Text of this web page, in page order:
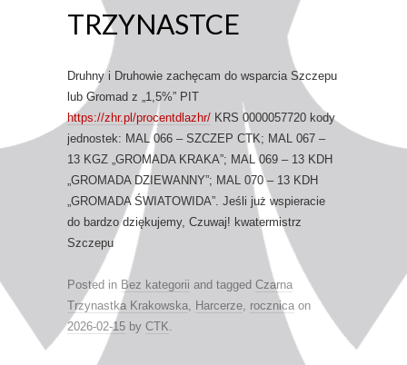
TRZYNASTCE
Druhny i Druhowie zachęcam do wsparcia Szczepu
lub Gromad z „1,5%” PIT
https://zhr.pl/procentdlazhr/ KRS 0000057720 kody
jednostek: MAL 066 – SZCZEP CTK; MAL 067 –
13 KGZ „GROMADA KRAKA”; MAL 069 – 13 KDH
„GROMADA DZIEWANNY”; MAL 070 – 13 KDH
„GROMADA ŚWIATOWIDA”. Jeśli już wspieracie
do bardzo dziękujemy, Czuwaj! kwatermistrz
Szczepu
Posted in Bez kategorii and tagged Czarna
Trzynastka Krakowska, Harcerze, rocznica on
2026-02-15 by CTK.